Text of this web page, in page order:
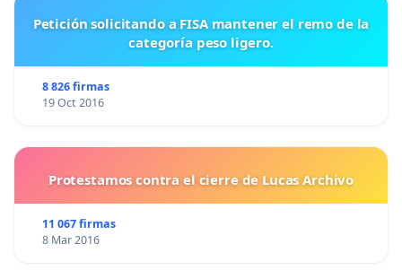
Petición solicitando a FISA mantener el remo de la
categoría peso ligero.
8 826 firmas
19 Oct 2016
Protestamos contra el cierre de Lucas Archivo
11 067 firmas
8 Mar 2016